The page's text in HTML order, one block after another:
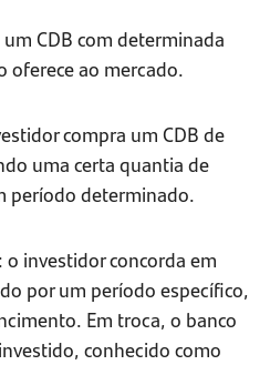
CDB com determinada
oferece ao mercado.
compra um CDB de
uma certa quantia de
período determinado.
: o investidor concorda em
por um período específico,
Em troca, o banco
conhecido como